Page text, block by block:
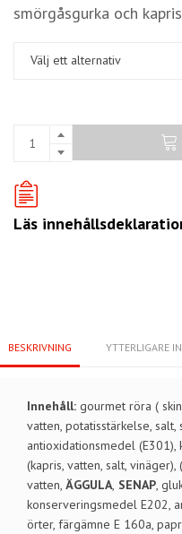
smörgåsgurka och
Välj ett alternativ
Läs
BESKRIVNING YTTERLIGARE
Innehåll: gourmet röra (
vatten, potatisstärkelse,
antioxidationsmedel (E301),
(kapris, vatten, salt,
vatten, ÄGGULA, SENAP,
konserveringsmedel E202,
örter, färgämne E 160a,